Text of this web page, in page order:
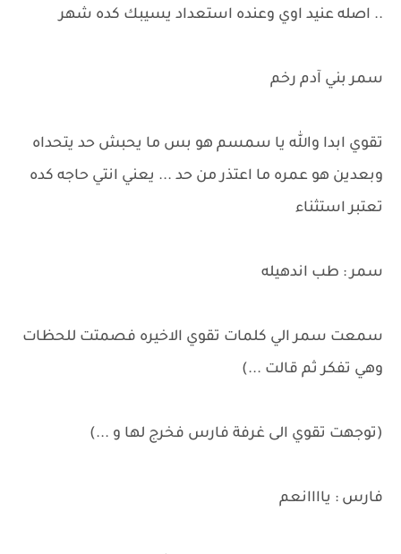
.. اصله عنيد اوي وعنده استعداد يسيبك كده شهر
سمر بني آدم رخم
تقوي ابدا والله يا سمسم هو بس ما يحبش حد يتحداه
وبعدين هو عمره ما اعتذر من حد ... يعني انتي حاجه كده
تعتبر استثناء
سمر : طب اندهيله
سمعت سمر الي كلمات تقوي الاخيره فصمتت للحظات
وهي تفكر ثم قالت ...)
(توجهت تقوي الى غرفة فارس فخرج لها و ...)
فارس : ياااانعم